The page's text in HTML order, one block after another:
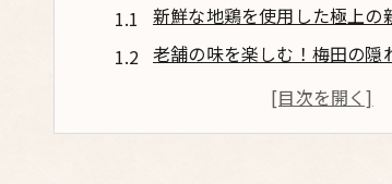
新鮮な地鶏を使用した極上の
老舗の味を楽しむ！梅田の隠
地元で評判の美味しい親子丼
こだわりのダシと卵で仕上げ